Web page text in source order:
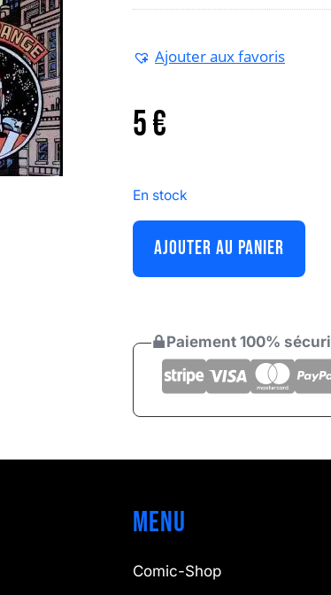
Ajouter aux favoris
5€
En stock
AJOUTER AU PANIER
Paiement 100%
Menu
Comic-Shop